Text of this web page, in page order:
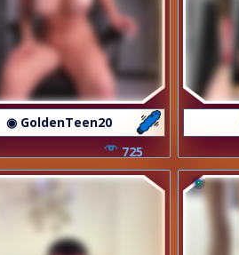
◉ GoldenTeen20
725